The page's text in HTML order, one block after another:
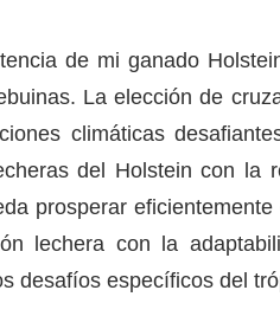
de mi ganado
La elección de
climáticas
del Holstein con la
prosperar
lechera con la
desafíos específicos del